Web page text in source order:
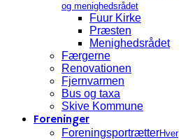
og menighedsrådet
Fuur Kirke
Præsten
Menighedsrådet
Færgerne
Renovationen
Fjernvarmen
Bus og taxa
Skive Kommune
Foreninger
ForeningsportrætterHver